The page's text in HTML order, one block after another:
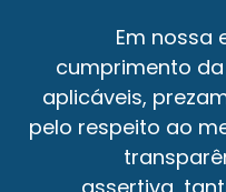
Em nossa
cumprimento
aplicáveis,
pelo respeito ao